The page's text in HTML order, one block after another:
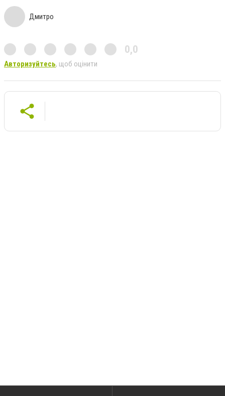
Дмитро
0,0
Авторизуйтесь, щоб оцінити